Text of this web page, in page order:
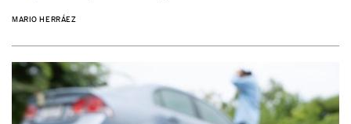
MARIO HERRÁEZ